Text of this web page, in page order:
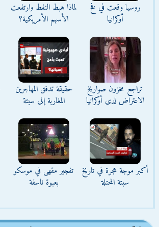
روسيا وقعت في فخ
أوكرانيا
لماذا هبط النفط وارتفعت
الأسهم الأمريكية؟
تراجع مخزون صواريخ
الاعتراض لدى أوكرانيا
حقيقة تدفق المهاجرين
المغاربة إلى سبتة
أكبر موجة هجرة في تاريخ
سبتة المحتلة
تفجير مقهى في موسكو
بعبوة ناسفة